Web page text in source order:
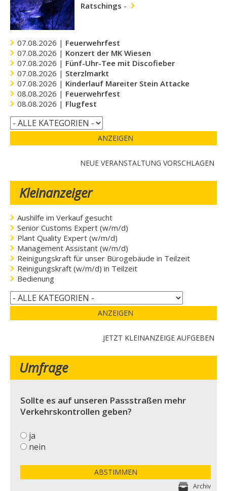
Ratschings -
07.08.2026 | Feuerwehrfest
07.08.2026 | Konzert der MK Wiesen
07.08.2026 | Fünf-Uhr-Tee mit Discofieber
07.08.2026 | Sterzlmarkt
07.08.2026 | Kinderlauf Mareiter Stein Attacke
08.08.2026 | Feuerwehrfest
08.08.2026 | Flugfest
ANZEIGEN
NEUE VERANSTALTUNG VORSCHLAGEN
Kleinanzeiger
Aushilfe im Verkauf gesucht
Senior Customs Expert (w/m/d)
Plant Quality Expert (w/m/d)
Management Assistant (w/m/d)
Reinigungskraft für unser Bürogebäude in Teilzeit
Reinigungskraft (w/m/d) in Teilzeit
Bedienung
ANZEIGEN
JETZT KLEINANZEIGE AUFGEBEN
Umfrage
Sollte es auf unseren Passstraßen mehr
Verkehrskontrollen geben?
ja
nein
ABSTIMMEN
Archiv